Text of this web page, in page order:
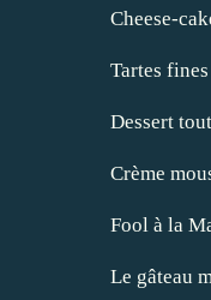
Cheese-
Tartes
Dessert
Crème
Fool à la
Le gâteau